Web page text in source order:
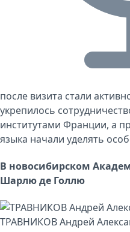
после визита стали
укрепилось
институтами Франции, а
языка начали уделять
В новосибирском
Шарлю де Голлю
ТРАВНИКОВ Андрей